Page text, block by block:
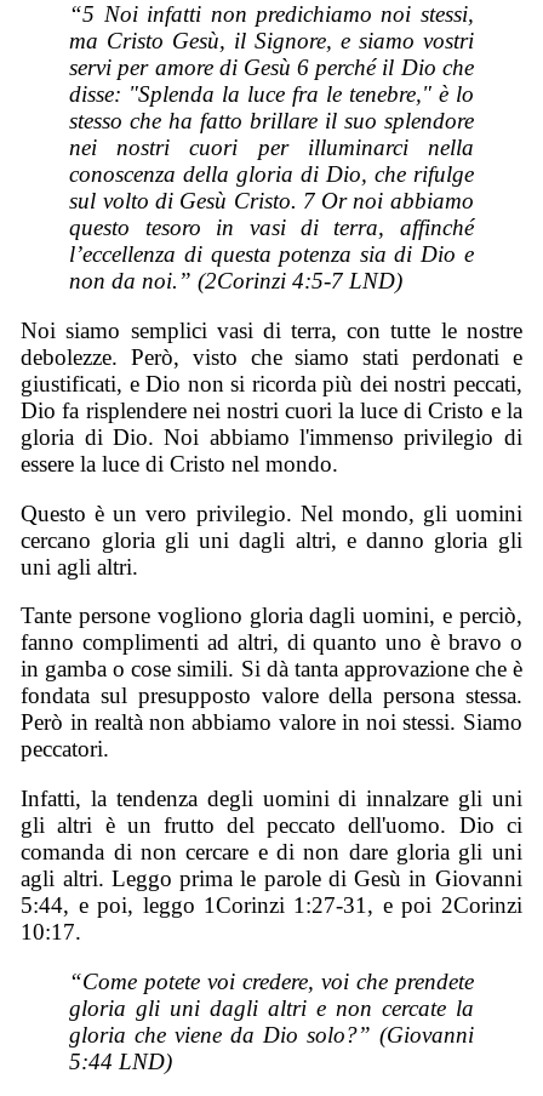
“5 Noi infatti non predichiamo noi stessi,
ma Cristo Gesù, il Signore, e siamo vostri
servi per amore di Gesù 6 perché il Dio che
disse: "Splenda la luce fra le tenebre," è lo
stesso che ha fatto brillare il suo splendore
nei nostri cuori per illuminarci nella
conoscenza della gloria di Dio, che rifulge
sul volto di Gesù Cristo. 7 Or noi abbiamo
questo tesoro in vasi di terra, affinché
l’eccellenza di questa potenza sia di Dio e
non da noi.” (2Corinzi 4:5-7 LND)
Noi siamo semplici vasi di terra, con tutte le nostre
debolezze. Però, visto che siamo stati perdonati e
giustificati, e Dio non si ricorda più dei nostri peccati,
Dio fa risplendere nei nostri cuori la luce di Cristo e la
gloria di Dio. Noi abbiamo l'immenso privilegio di
essere la luce di Cristo nel mondo.
Questo è un vero privilegio. Nel mondo, gli uomini
cercano gloria gli uni dagli altri, e danno gloria gli
uni agli altri.
Tante persone vogliono gloria dagli uomini, e perciò,
fanno complimenti ad altri, di quanto uno è bravo o
in gamba o cose simili. Si dà tanta approvazione che è
fondata sul presupposto valore della persona stessa.
Però in realtà non abbiamo valore in noi stessi. Siamo
peccatori.
Infatti, la tendenza degli uomini di innalzare gli uni
gli altri è un frutto del peccato dell'uomo. Dio ci
comanda di non cercare e di non dare gloria gli uni
agli altri. Leggo prima le parole di Gesù in Giovanni
5:44, e poi, leggo 1Corinzi 1:27-31, e poi 2Corinzi
10:17.
“Come potete voi credere, voi che prendete
gloria gli uni dagli altri e non cercate la
gloria che viene da Dio solo?” (Giovanni
5:44 LND)